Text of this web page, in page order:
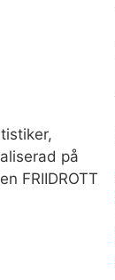
på
FRIIDROTT